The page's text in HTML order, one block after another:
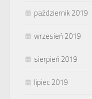
październik 2019
wrzesień 2019
sierpień 2019
lipiec 2019